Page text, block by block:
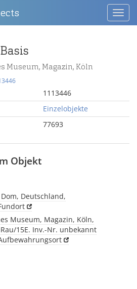
Museum, Magazin, Köln
1113446
Einzelobjekte
77693
Objekt
Deutschland,
Museum, Magazin, Köln,
15E. Inv.-Nr. unbekannt